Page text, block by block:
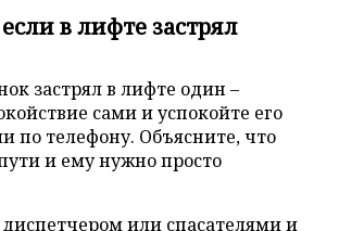
в лифте застрял
застрял в лифте один –
сами и успокойте его
по телефону. Объясните, что
и ему нужно просто
диспетчером или спасателями и